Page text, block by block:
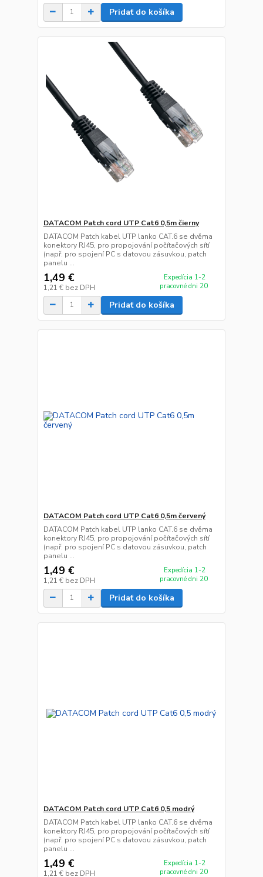
Pridať do košíka
DATACOM Patch cord UTP Cat6 0,5m čierny
DATACOM Patch kabel UTP lanko CAT.6 se dvěma
konektory RJ45, pro propojování počítačových sítí
(např. pro spojení PC s datovou zásuvkou, patch
panelu ...
1,49 €
1,21 € bez DPH
Expedícia 1-2
pracovné dni 20
Pridať do košíka
DATACOM Patch cord UTP Cat6 0,5m červený
DATACOM Patch kabel UTP lanko CAT.6 se dvěma
konektory RJ45, pro propojování počítačových sítí
(např. pro spojení PC s datovou zásuvkou, patch
panelu ...
1,49 €
1,21 € bez DPH
Expedícia 1-2
pracovné dni 20
Pridať do košíka
DATACOM Patch cord UTP Cat6 0,5 modrý
DATACOM Patch kabel UTP lanko CAT.6 se dvěma
konektory RJ45, pro propojování počítačových sítí
(např. pro spojení PC s datovou zásuvkou, patch
panelu ...
1,49 €
1,21 € bez DPH
Expedícia 1-2
pracovné dni 20